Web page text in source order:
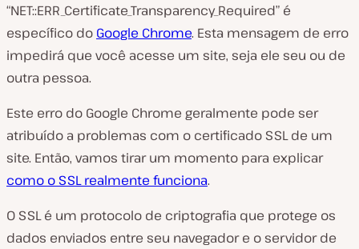
d
u
z
i
e
“NET::ERR_Certificate_Transparency_Required” é
específico do Google Chrome. Esta mensagem de erro
impedirá que você acesse um site, seja ele seu ou de
outra pessoa.
Este erro do Google Chrome geralmente pode ser
atribuído a problemas com o certificado SSL de um
site. Então, vamos tirar um momento para explicar
como o SSL realmente funciona.
O SSL é um protocolo de criptografia que protege os
dados enviados entre seu navegador e o servidor de